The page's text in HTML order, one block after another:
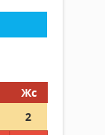
Жс
2